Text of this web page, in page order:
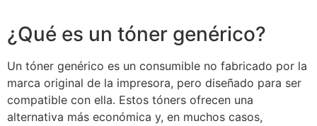
¿Qué es un tóner genérico?
Un tóner genérico es un consumible no fabricado por la
marca original de la impresora, pero diseñado para ser
compatible con ella. Estos tóners ofrecen una
alternativa más económica y, en muchos casos,